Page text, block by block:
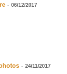
- 06/12/2017
- 24/11/2017